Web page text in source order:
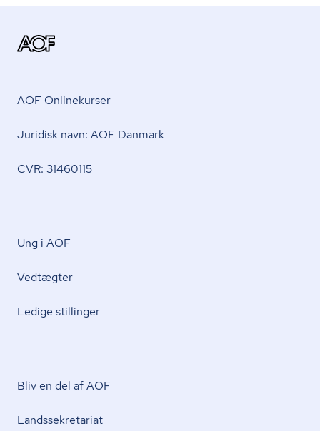
AOF Onlinekurser
Juridisk navn: AOF Danmark
CVR: 31460115
Ung i AOF
Vedtægter
Ledige stillinger
Bliv en del af AOF
Lands­se­kre­ta­ri­at